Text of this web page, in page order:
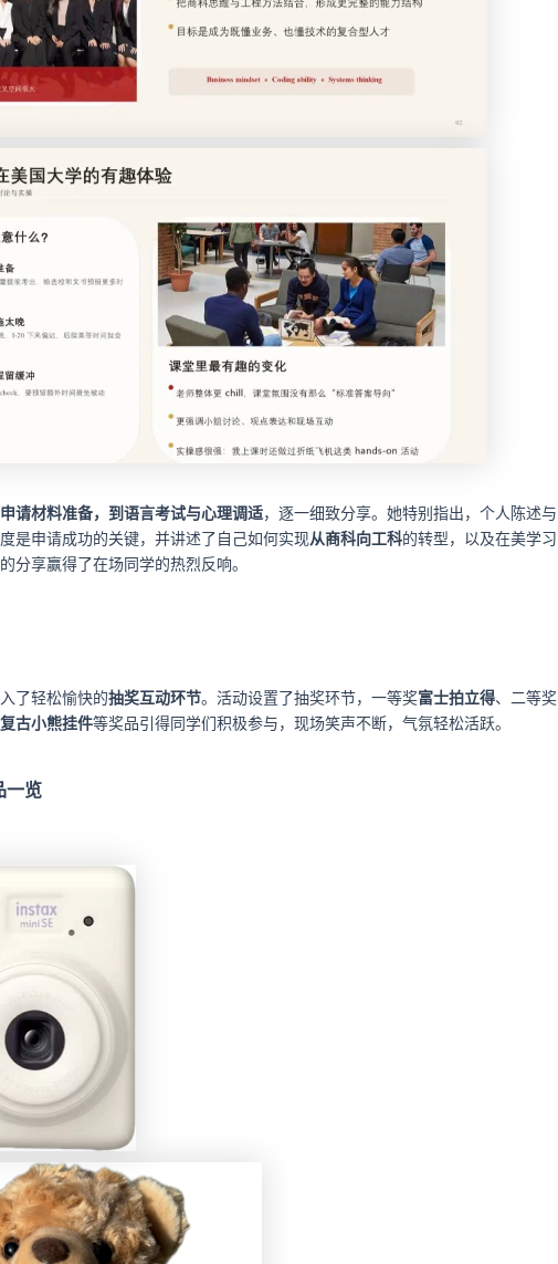
请材料准备，到语言考试与心理调适，逐一细致分享。她特别指出，个人陈述与
是申请成功的关键，并讲述了自己如何实现从商科向工科的转型，以及在美学习
分享赢得了在场同学的热烈反响。
了轻松愉快的抽奖互动环节。活动设置了抽奖环节，一等奖富士拍立得、二等奖
复古小熊挂件等奖品引得同学们积极参与，现场笑声不断，气氛轻松活跃。
一览